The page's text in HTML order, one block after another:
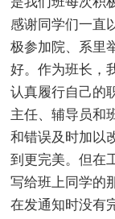
感谢同学们一直
极参加院、系里
好。作为班长，
认真履行自己的
主任、辅导员和
和错误及时加以
到更完美。但在
写给班上同学的
在发通知时没有